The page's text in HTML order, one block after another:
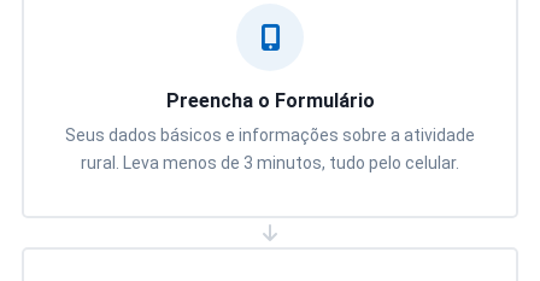
Preencha o Formulário
Seus dados básicos e informações sobre a atividade
rural. Leva menos de 3 minutos, tudo pelo celular.